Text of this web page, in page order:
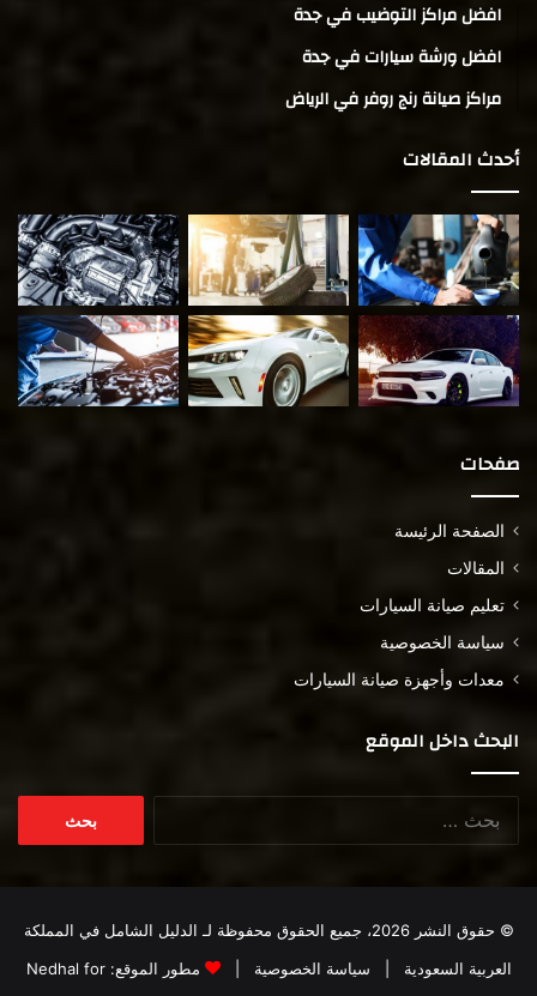
افضل مراكز التوضيب في جدة
افضل ورشة سيارات في جدة
مراكز صيانة رنج روفر في الرياض
أحدث المقالات
صفحات
الصفحة الرئيسة
المقالات
تعليم صيانة السيارات
سياسة الخصوصية
معدات وأجهزة صيانة السيارات
البحث داخل الموقع
© حقوق النشر 2026، جميع الحقوق محفوظة لـ
الدليل الشامل في المملكة
العربية السعودية
سياسة الخصوصية | مطور الموقع:Nedhal for